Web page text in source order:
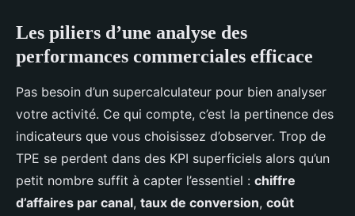
Les piliers d’une analyse des
performances commerciales efficace
Pas besoin d’un supercalculateur pour bien analyser
votre activité. Ce qui compte, c’est la pertinence des
indicateurs que vous choisissez d’observer. Trop de
TPE se perdent dans des KPI superficiels alors qu’un
petit nombre suffit à capter l’essentiel : chiffre
d’affaires par canal, taux de conversion, coût